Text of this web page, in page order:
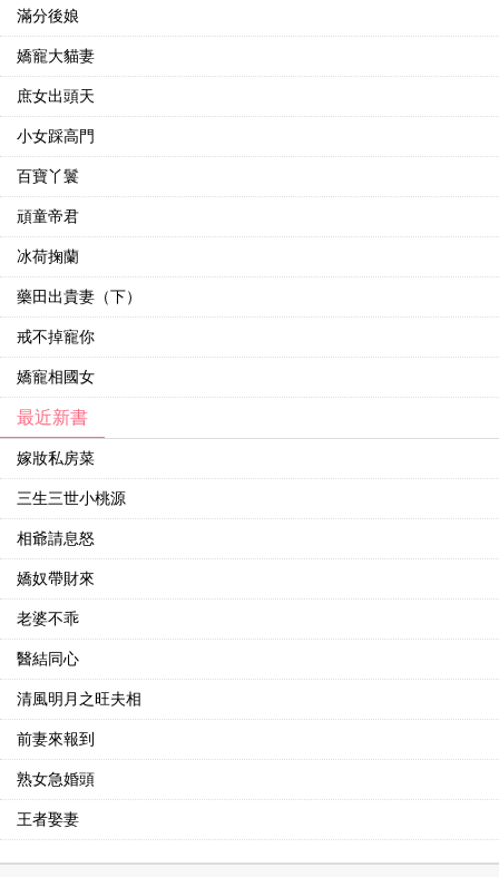
滿分後娘
嬌寵大貓妻
庶女出頭天
小女踩高門
百寶丫鬟
頑童帝君
冰荷掬蘭
藥田出貴妻（下）
戒不掉寵你
嬌寵相國女
最近新書
嫁妝私房菜
三生三世小桃源
相爺請息怒
嬌奴帶財來
老婆不乖
醫結同心
清風明月之旺夫相
前妻來報到
熟女急婚頭
王者娶妻